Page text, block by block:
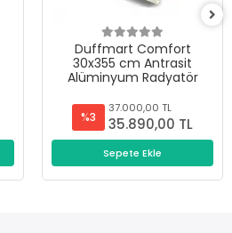
Duffmart Comfort
30x355 cm Antrasit
Alüminyum Radyatör
%3
37.000,00 TL
35.890,00 TL
Sepete Ekle